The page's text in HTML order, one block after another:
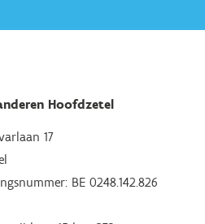
Hoofdzetel
17
BE 0248.142.826